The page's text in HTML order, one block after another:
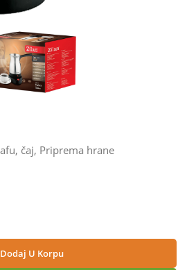
, čaj, Priprema hrane
Dodaj U Korpu